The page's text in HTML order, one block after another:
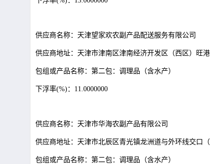
供应商名称：天津望家欢农副产品配送服务有限公司
供应商地址：天津市津南区津南经济开发区（西区）旺
包组或产品名称：第二包：调理品（含水产）
下浮率(%)：11.0000000
供应商名称：天津市华海农副产品有限公司
供应商地址：天津市北辰区青光镇龙洲道与外环线交口
包组或产品名称：第二包：调理品（含水产）